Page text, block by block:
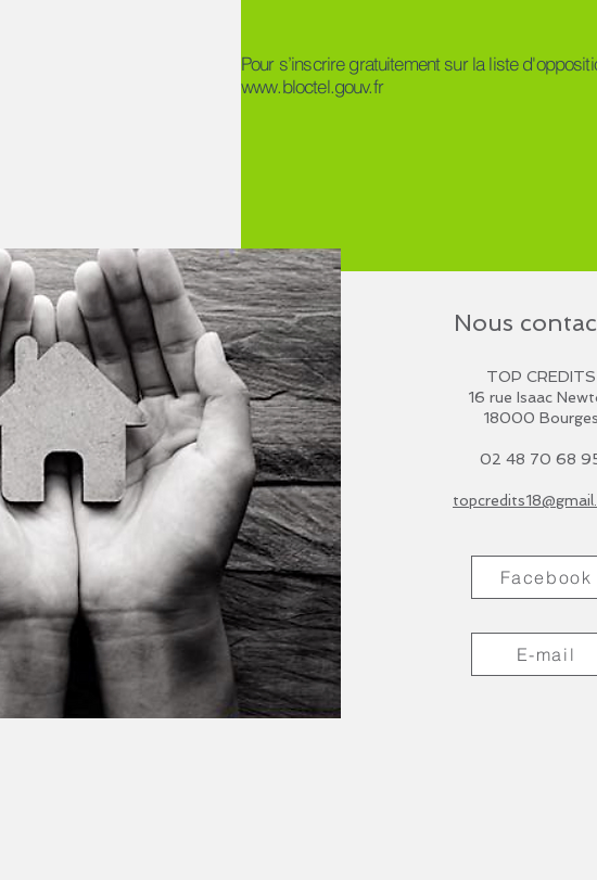
Pour s’inscrire gratuitement sur la liste
www.bloctel.gouv.fr
Nous
TOP CREDITS
16 rue Isaac
18000 Bourges
02 48 70 68
Facebook
E-mail